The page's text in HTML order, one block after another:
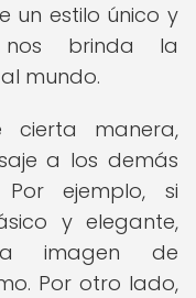
un estilo único y
brinda la
mundo.
cierta manera,
a los demás
ejemplo, si
y elegante,
imagen de
Por otro lado,